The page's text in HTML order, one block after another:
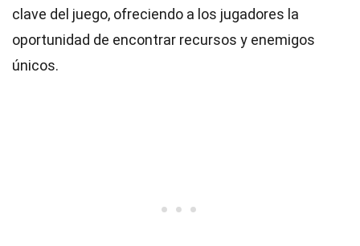
clave del juego, ofreciendo a los jugadores la
oportunidad de encontrar recursos y enemigos
únicos.